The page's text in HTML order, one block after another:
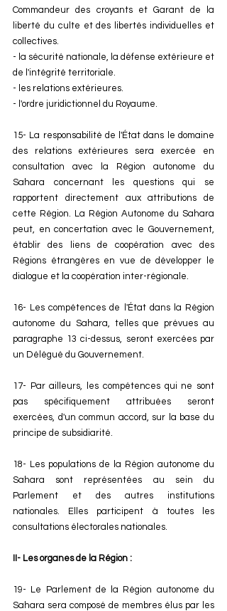
Commandeur des croyants et Garant de la
liberté du culte et des libertés individuelles et
collectives.
- la sécurité nationale, la défense extérieure et
de l'intégrité territoriale.
- les relations extérieures.
- l'ordre juridictionnel du Royaume.
15- La responsabilité de l'État dans le domaine
des relations extérieures sera exercée en
consultation avec la Région autonome du
Sahara concernant les questions qui se
rapportent directement aux attributions de
cette Région. La Région Autonome du Sahara
peut, en concertation avec le Gouvernement,
établir des liens de coopération avec des
Régions étrangères en vue de développer le
dialogue et la coopération inter-régionale.
16- Les compétences de l'État dans la Région
autonome du Sahara, telles que prévues au
paragraphe 13 ci-dessus, seront exercées par
un Délégué du Gouvernement.
17- Par ailleurs, les compétences qui ne sont
pas spécifiquement attribuées seront
exercées, d'un commun accord, sur la base du
principe de subsidiarité.
18- Les populations de la Région autonome du
Sahara sont représentées au sein du
Parlement et des autres institutions
nationales. Elles participent à toutes les
consultations électorales nationales.
II- Les organes de la Région :
19- Le Parlement de la Région autonome du
Sahara sera composé de membres élus par les